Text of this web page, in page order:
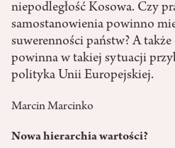
niepodległość Kosowa. Czy
samostanowienia powinno
suwerenności państw? A
powinna w takiej sytuacji
polityka Unii Europejskiej.
Marcin Marcinko
Nowa hierarchia wartości?